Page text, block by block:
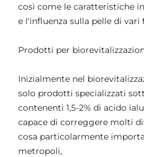
così come le caratteristiche
e l'influenza sulla pelle di
Prodotti per
Inizialmente nel
solo prodotti specializzati
contenenti 1,5-2% di acido
capace di correggere molti
cosa particolarmente
metropoli,